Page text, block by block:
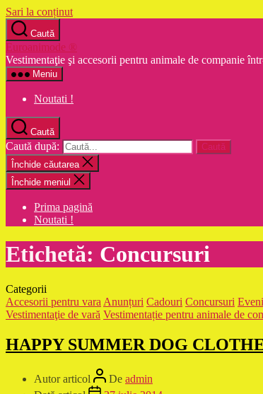
Sari la conținut
Caută
Euroanimode ®
Vestimentaţie şi accesorii pentru animale de companie
Meniu
Noutati !
Caută
Caută după:
Închide căutarea
Închide meniul
Prima pagină
Noutati !
Etichetă: Concursuri
Categorii
Accesorii pentru vara Anunțuri Cadouri Concursuri
Vestimentaţie de vară Vestimentație pentru animale de
HAPPY SUMMER DOG
Autor articol De admin